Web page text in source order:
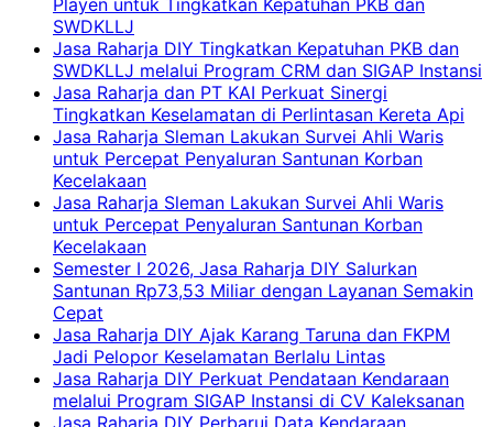
SWDKLLJ
Jasa Raharja DIY Tingkatkan Kepatuhan PKB dan
SWDKLLJ melalui Program CRM dan SIGAP Instansi
Jasa Raharja dan PT KAI Perkuat Sinergi
Tingkatkan Keselamatan di Perlintasan Kereta Api
Jasa Raharja Sleman Lakukan Survei Ahli Waris
untuk Percepat Penyaluran Santunan Korban
Kecelakaan
Jasa Raharja Sleman Lakukan Survei Ahli Waris
untuk Percepat Penyaluran Santunan Korban
Kecelakaan
Semester I 2026, Jasa Raharja DIY Salurkan
Santunan Rp73,53 Miliar dengan Layanan Semakin
Cepat
Jasa Raharja DIY Ajak Karang Taruna dan FKPM
Jadi Pelopor Keselamatan Berlalu Lintas
Jasa Raharja DIY Perkuat Pendataan Kendaraan
melalui Program SIGAP Instansi di CV Kaleksanan
Jasa Raharja DIY Perbarui Data Kendaraan